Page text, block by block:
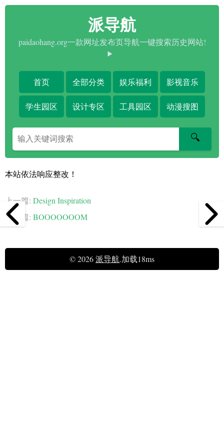
派导航
paidaohang.org一款网址发布页导航一键搜索历史网站!
首页 全部分类 娱乐福利 影视音乐
学生园区 设计专区 工具园区 动漫搜图
搜
索
字
🔍
本站依法响应整改！
上一篇: Design Inspiration
下一篇: BOOOOOOOM
© 2026派导航.加载18ms